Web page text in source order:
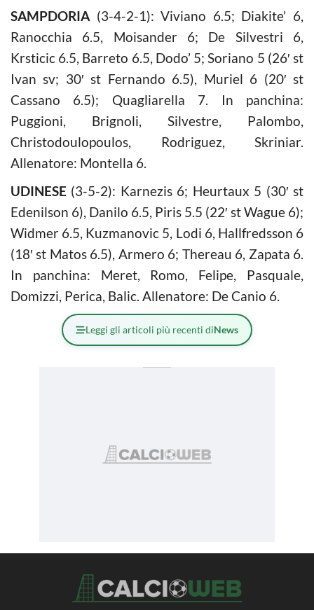
SAMPDORIA (3-4-2-1): Viviano 6.5; Diakite’ 6,
Ranocchia 6.5, Moisander 6; De Silvestri 6,
Krsticic 6.5, Barreto 6.5, Dodo’ 5; Soriano 5 (26′ st
Ivan sv; 30′ st Fernando 6.5), Muriel 6 (20′ st
Cassano 6.5); Quagliarella 7. In panchina:
Puggioni, Brignoli, Silvestre, Palombo,
Christodoulopoulos, Rodriguez, Skriniar.
Allenatore: Montella 6.
UDINESE (3-5-2): Karnezis 6; Heurtaux 5 (30′ st
Edenilson 6), Danilo 6.5, Piris 5.5 (22′ st Wague 6);
Widmer 6.5, Kuzmanovic 5, Lodi 6, Hallfredsson 6
(18′ st Matos 6.5), Armero 6; Thereau 6, Zapata 6.
In panchina: Meret, Romo, Felipe, Pasquale,
Domizzi, Perica, Balic. Allenatore: De Canio 6.
Leggi gli articoli più recenti diNews